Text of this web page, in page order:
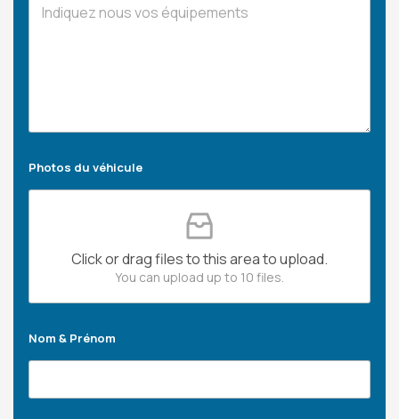
Photos du véhicule
Click or drag files to this area to upload.
You can upload up to 10 files.
Nom & Prénom